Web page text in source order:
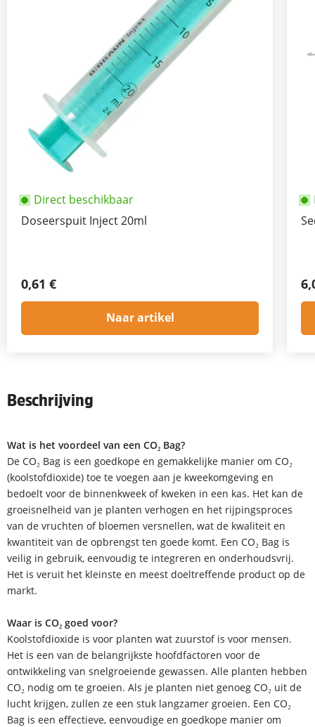
Direct beschikbaar
Doseerspuit Inject 20ml
0,61 €
Naar artikel
Beschrijving
Wat is het voordeel van een CO₂ Bag?
De CO₂ Bag is een goedkope en gemakkelijke manier om CO₂
(koolstofdioxide) toe te voegen aan je kweekomgeving en
bedoelt voor de binnenkweek of kweken in een kas. Het kan de
groeisnelheid van je planten verhogen en het rijpingsproces
van de vruchten of bloemen versnellen, wat de kwaliteit en
kwantiteit van de opbrengst ten goede komt. Een CO₂ Bag is
veilig in gebruik, eenvoudig te integreren en onderhoudsvrij.
Het is veruit het kleinste en meest doeltreffende product op de
markt.
Waar is CO₂ goed voor?
Koolstofdioxide is voor planten wat zuurstof is voor mensen.
Het is een van de belangrijkste hoofdfactoren voor de
ontwikkeling van snelgroeiende gewassen. Alle planten hebben
CO₂ nodig om te groeien. Als je planten niet genoeg CO₂ uit de
lucht krijgen, zullen ze een stuk langzamer groeien. Een CO₂
Bag is een effectieve, eenvoudige en goedkope manier om